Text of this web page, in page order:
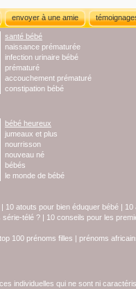
envoyer à une amie
santé bébé
naissance prématurée
infection urinaire bébé
prématuré
accouchement prématuré
constipation bébé
bébé heureux
jumeaux et plus
nourrisson
nouveau né
bébés
le monde de bébé
| 10 atouts pour bien éduquer bébé | 10
série-télé ? | 10 conseils pour les
top 100 prénoms filles | prénoms
individuelles qui ne sont ni